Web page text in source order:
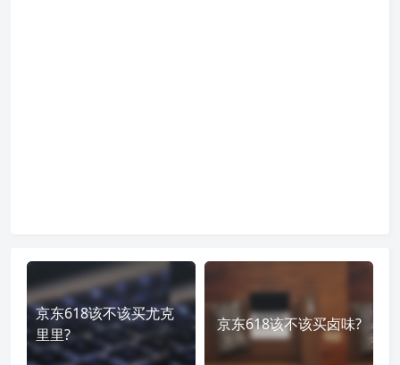
京东618该不该买尤克
里里?
京东618该不该买卤味?